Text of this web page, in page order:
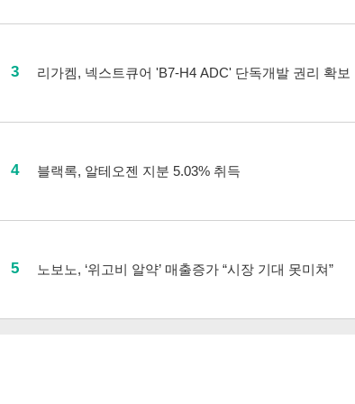
3 리가켐, 넥스트큐어 'B7-H4 ADC' 단독개발 권리 확보
4 블랙록, 알테오젠 지분 5.03% 취득
5 노보노, ‘위고비 알약’ 매출증가 “시장 기대 못미쳐”